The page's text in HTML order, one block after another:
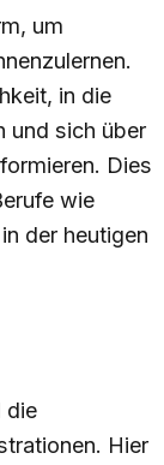
um
in die
und sich über
Dies
wie
der heutigen
die
Hier